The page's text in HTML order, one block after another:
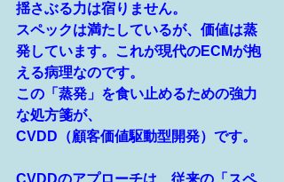
揺さぶる力は宿りません。
スペックは満たしているが、価値は蒸
発しています。これが現代のECMが抱
える病理なのです。
この「蒸発」を食い止めるための強力
な処方箋が、
CVDD（顧客価値駆動型開発）です。
CVDDのアプローチは、従来の「スペ